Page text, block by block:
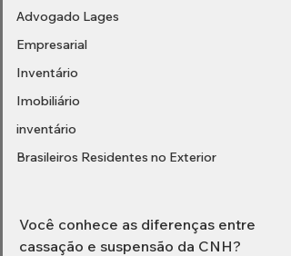
Advogado Lages
Empresarial
Inventário
Imobiliário
inventário
Brasileiros Residentes no Exterior
Você conhece as diferenças entre
cassação e suspensão da CNH?